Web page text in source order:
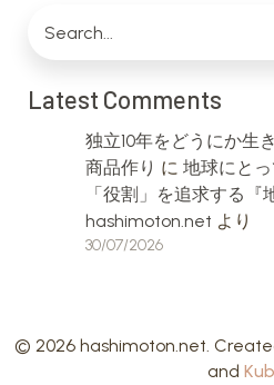
Latest Comments
独立10年をどうにか生
商品作り に 地球にと
「役割」を追求する
hashimoton.net より
30/07/2026
© 2026 hashimoton.net.
and